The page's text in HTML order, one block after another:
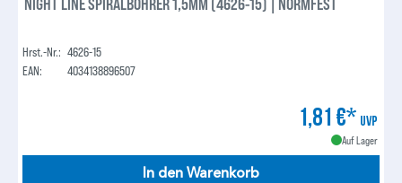
Hrst.-Nr.: 4626-15
EAN:
4034138896507
1,81 €* UVP
Auf Lager
In den Warenkorb